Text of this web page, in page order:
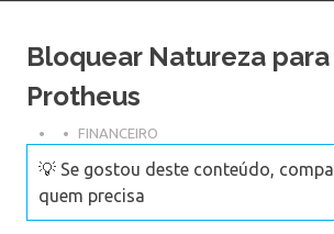
Bloquear Natureza
Protheus
FINANCEIRO
💡 Se gostou deste conteúdo,
quem precisa